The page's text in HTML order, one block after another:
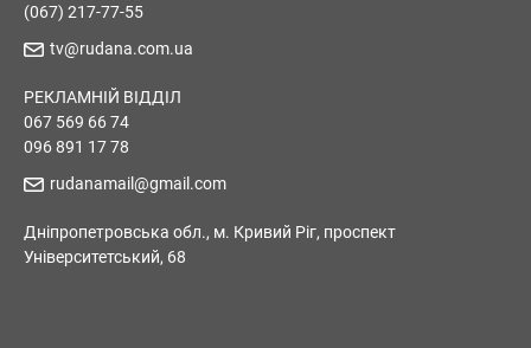
(067) 217-77-55
tv@rudana.com.ua
РЕКЛАМНІЙ ВІДДІЛ
067 569 66 74
096 891 17 78
rudanamail@gmail.com
Дніпропетровська обл., м. Кривий Ріг, проспект
Університетський, 68